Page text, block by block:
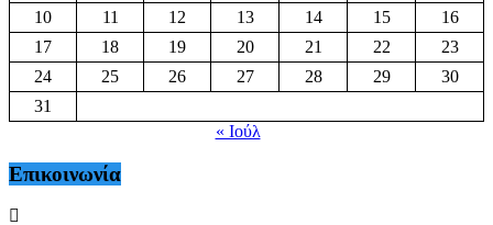
10
11 12 13 14 15
16
17
18 19 20 21 22
23
24
25 26 27 28 29
30
31
« Ιούλ
Επικοινωνία